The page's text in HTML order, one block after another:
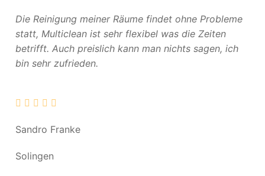
Die Reinigung meiner Räume findet ohne Probleme
statt, Multiclean ist sehr flexibel was die Zeiten
betrifft. Auch preislich kann man nichts sagen, ich
bin sehr zufrieden.
Sandro Franke
Solingen